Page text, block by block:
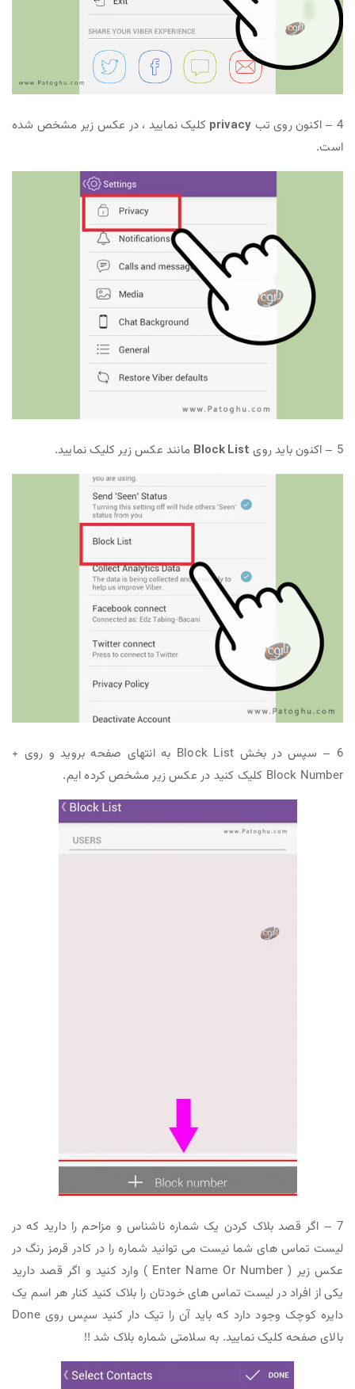
4 – اکنون روی تب privacy کلیک نمایید ، در عکس زیر مشخص شده
است.
5 – اکنون باید روی Block List مانند عکس زیر کلیک نمایید.
6 – سپس در بخش Block List به انتهای صفحه بروید و روی +
Block Number کلیک کنید در عکس زیر مشخص کرده ایم.
7 – اگر قصد بلاک کردن یک شماره ناشناس و مزاحم را دارید که در
لیست تماس های شما نیست می توانید شماره را در کادر قرمز رنگ در
عکس زیر ( Enter Name Or Number ) وارد کنید و اگر قصد دارید
یکی از افراد در لیست تماس های خودتان را بلاک کنید کنار هر اسم یک
دایره کوچک وجود دارد که باید آن را تیک دار کنید سپس روی Done
بالای صفحه کلیک نمایید. به سلامتی شماره بلاک شد !!